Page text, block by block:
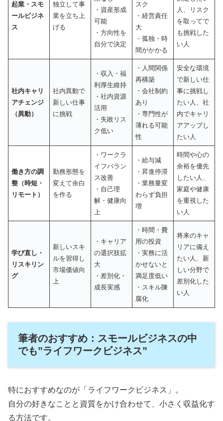
起業・スモ
ールビジネ
ス
独立して事
業を立ち上
げる
・資産形成
可能
・方向性を
自分で決定
スク
・経営責任
大
・孤独・時
間がかかる
人、リスク
を取ってで
も挑戦した
い人
社内キャリ
アチェンジ
（異動）
社内異動で
新しい仕事
に挑戦
・収入・福
利厚生維持
・社内資源
活用
・失敗リス
ク低い
・人間関係
再構築
・会社制約
あり
・専門性が
薄れる可能
性
安全な環境
で新しい仕
事に挑戦し
たい人、社
内でキャリ
アアップし
たい人
働き方の調
整（時短・
リモート）
勤務形態を
変えて余白
を作る
・ワークラ
イフバラン
ス改善
・自己理
解・健康向
上
・給与減
・昇進停滞
・業務量変
わらず負担
増
時間や心の
余裕を優先
したい人、
家庭や健康
を重視した
い人
学び直し・
リスキリン
グ
新しいスキ
ルを習得し
市場価値向
上
・キャリア
の選択肢拡
大
・差別化・
成長実感
・時間・費
用の投資
・実務に活
かせないと
満足度低い
・スキル陳
腐化
将来のキャ
リアに備え
たい人、新
しい分野で
差別化した
い人
筆者のおすすめ：スモールビジネスの中
でも”ライフワークビジネス”
特におすすめなのが「ライフワークビジネス」。
自分の好きなことと資質をかけ合わせて、小さく収益化す
る方法です。